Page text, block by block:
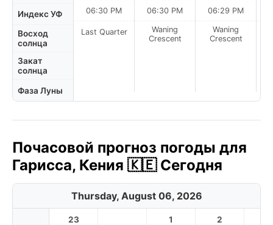
Индекс УФ
Восход
солнца
Закат
солнца
Фаза Луны
06:30 PM
Last Quarter
06:30 PM
Waning
Crescent
06:29 PM
Waning
Crescent
Почасовой прогноз погоды для
Гарисса, Кения 🇰🇪 Сегодня
Thursday, August 06, 2026
23 1 2